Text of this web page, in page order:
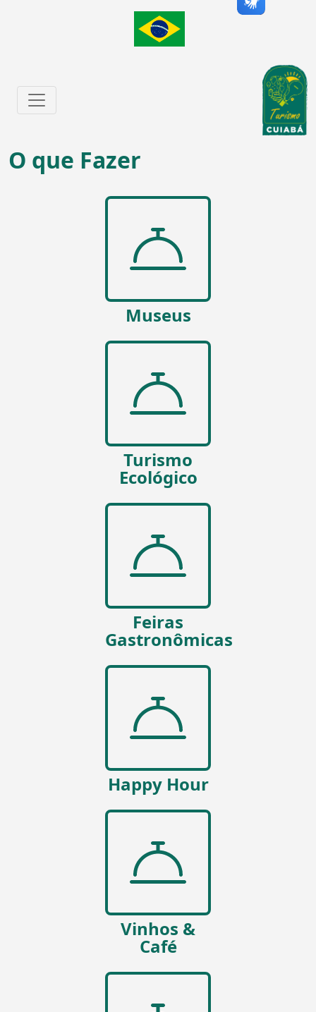
O que Fazer
Museus
Turismo
Ecológico
Feiras
Gastronômicas
Happy Hour
Vinhos &
Café